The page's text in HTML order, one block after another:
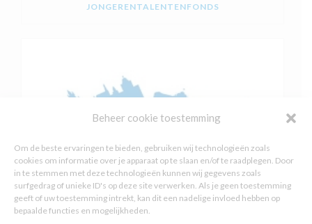
Beheer cookie toestemming
Om de beste ervaringen te bieden, gebruiken wij technologieën zoals
cookies om informatie over je apparaat op te slaan en/of te raadplegen. Door
in te stemmen met deze technologieën kunnen wij gegevens zoals
surfgedrag of unieke ID's op deze site verwerken. Als je geen toestemming
geeft of uw toestemming intrekt, kan dit een nadelige invloed hebben op
bepaalde functies en mogelijkheden.
JONGERENTALENTENFONDS